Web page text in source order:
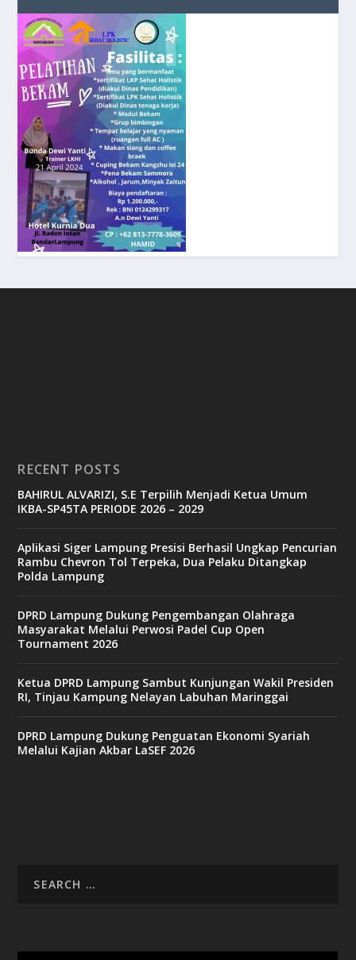
RECENT POSTS
BAHIRUL ALVARIZI, S.E Terpilih Menjadi Ketua Umum
IKBA-SP45TA PERIODE 2026 – 2029
Aplikasi Siger Lampung Presisi Berhasil Ungkap Pencurian
Rambu Chevron Tol Terpeka, Dua Pelaku Ditangkap
Polda Lampung
DPRD Lampung Dukung Pengembangan Olahraga
Masyarakat Melalui Perwosi Padel Cup Open
Tournament 2026
Ketua DPRD Lampung Sambut Kunjungan Wakil Presiden
RI, Tinjau Kampung Nelayan Labuhan Maringgai
DPRD Lampung Dukung Penguatan Ekonomi Syariah
Melalui Kajian Akbar LaSEF 2026